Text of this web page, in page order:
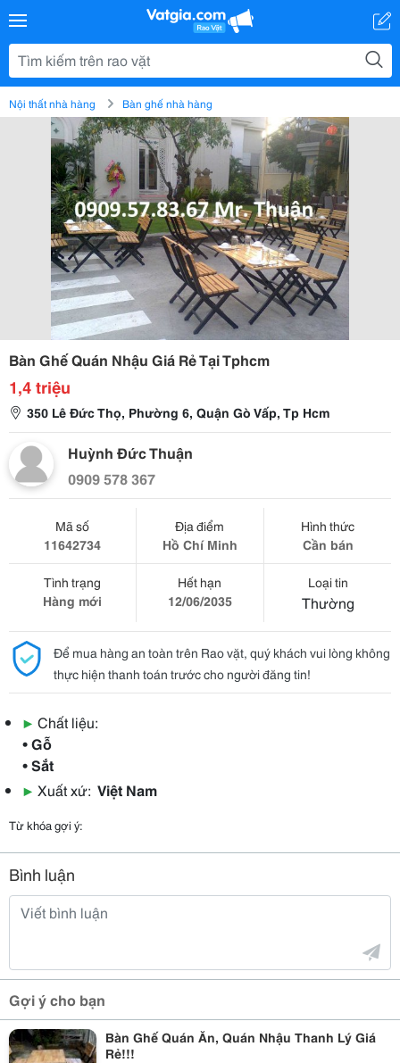
Nội thất nhà hàng Bàn ghế nhà hàng
Bàn Ghế Quán Nhậu Giá Rẻ Tại Tphcm
1,4 triệu
350 Lê Đức Thọ, Phường 6, Quận Gò Vấp, Tp Hcm
Huỳnh Đức Thuận
0909 578 367
Mã số
11642734
Địa điểm
Hồ Chí Minh
Hình thức
Cần bán
Tình trạng
Hàng mới
Hết hạn
12/06/2035
Loại tin
Thường
Để mua hàng an toàn trên Rao vặt, quý khách vui lòng không
thực hiện thanh toán trước cho người đăng tin!
▶ Chất liệu:
• Gỗ
• Sắt
▶ Xuất xứ: Việt Nam
Từ khóa gợi ý:
Bình luận
Gợi ý cho bạn
Bàn Ghế Quán Ăn, Quán Nhậu Thanh Lý Giá
Rẻ!!!